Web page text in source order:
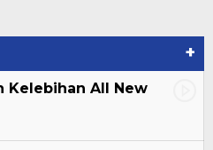
+
Kelebihan All New